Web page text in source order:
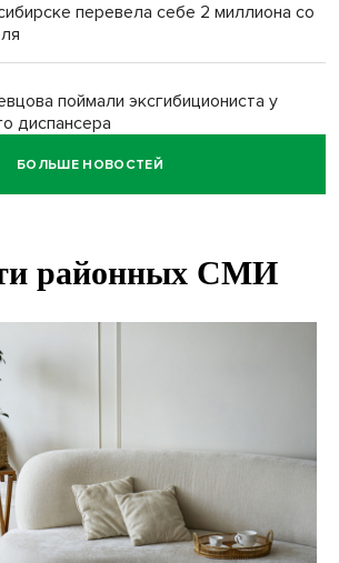
перевела себе 2 миллиона со
поймали эксгибициониста у
диспансера
БОЛЬШЕ НОВОСТЕЙ